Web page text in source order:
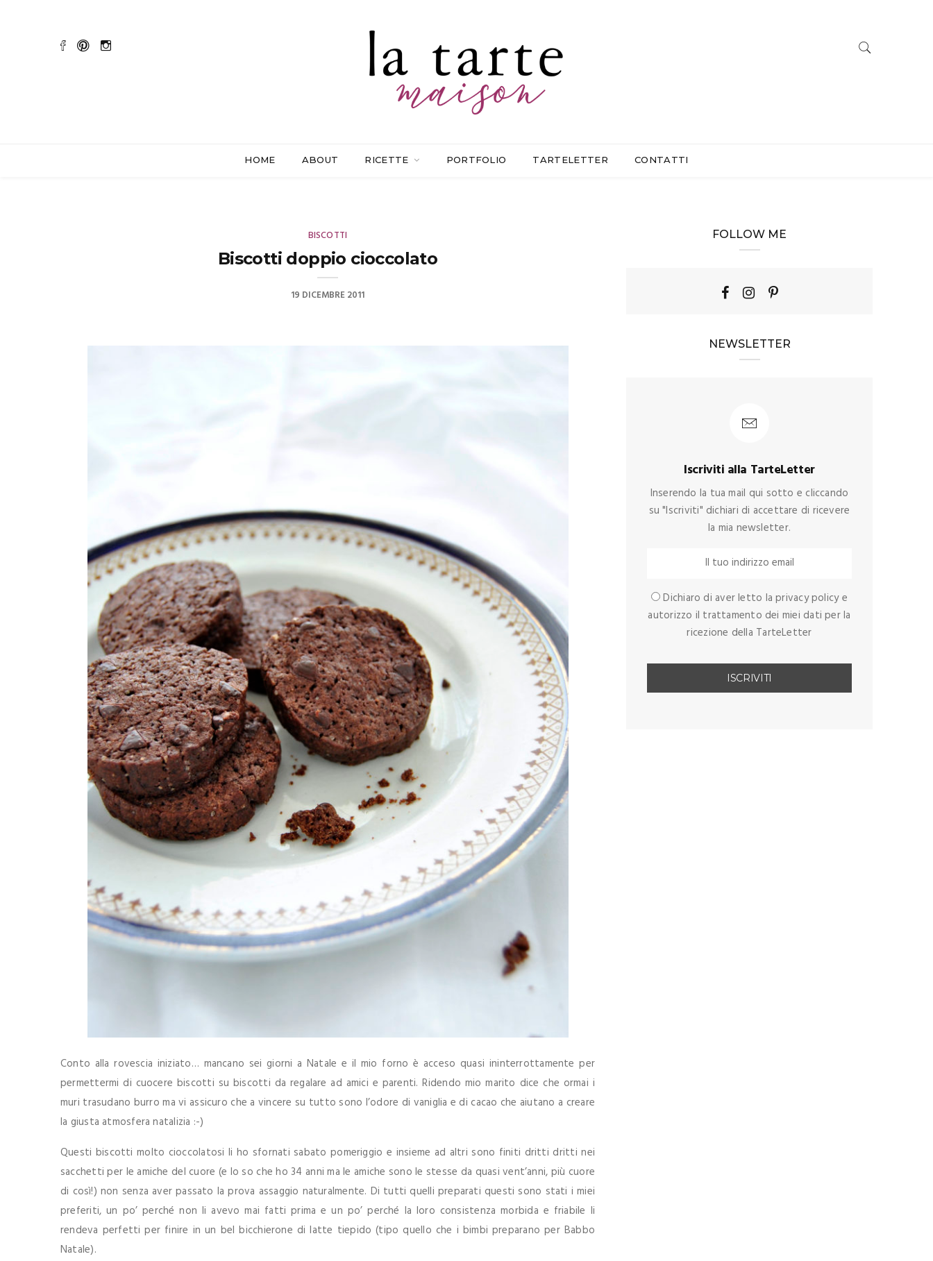
HOME ABOUT RICETTE PORTFOLIO TARTELETTER CONTATTI
BISCOTTI
Biscotti doppio cioccolato
19 DICEMBRE 2011
Conto alla rovescia iniziato… mancano sei giorni a Natale e il mio forno è acceso quasi ininterrottamente per
permettermi di cuocere biscotti su biscotti da regalare ad amici e parenti. Ridendo mio marito dice che ormai i
muri trasudano burro ma vi assicuro che a vincere su tutto sono l’odore di vaniglia e di cacao che aiutano a creare
la giusta atmosfera natalizia :-)
Questi biscotti molto cioccolatosi li ho sfornati sabato pomeriggio e insieme ad altri sono finiti dritti dritti nei
sacchetti per le amiche del cuore (e lo so che ho 34 anni ma le amiche sono le stesse da quasi vent’anni, più cuore
di così!) non senza aver passato la prova assaggio naturalmente. Di tutti quelli preparati questi sono stati i miei
preferiti, un po’ perché non li avevo mai fatti prima e un po’ perché la loro consistenza morbida e friabile li
rendeva perfetti per finire in un bel bicchierone di latte tiepido (tipo quello che i bimbi preparano per Babbo
Natale).
FOLLOW ME
NEWSLETTER
Iscriviti alla TarteLetter
Inserendo la tua mail qui sotto e cliccando
su "Iscriviti" dichiari di accettare di ricevere
la mia newsletter.
Dichiaro di aver letto la privacy policy e
autorizzo il trattamento dei miei dati per la
ricezione della TarteLetter